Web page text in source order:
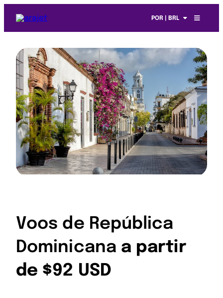
POR | BRL
Voos de República
Dominicana a partir
de $92 USD